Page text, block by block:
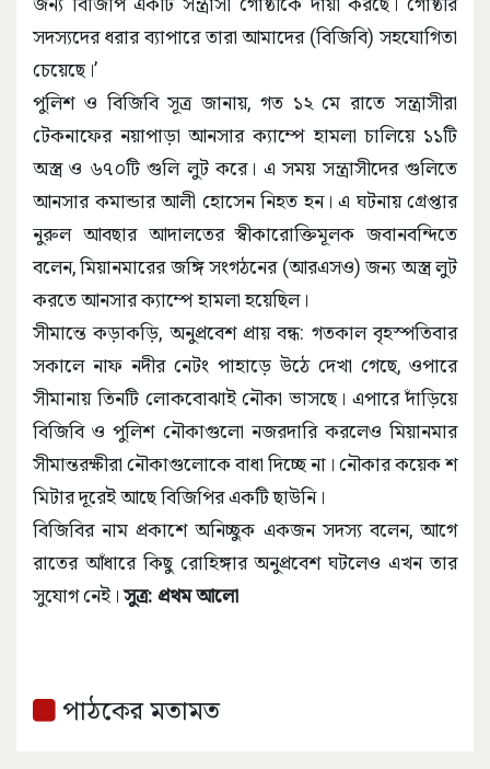
সদস্যদের ধরার ব্যাপারে তারা আমাদের (বিজিবি) সহযোগিতা
চেয়েছে।’
পুলিশ ও বিজিবি সূত্র জানায়, গত ১২ মে রাতে সন্ত্রাসীরা
টেকনাফের নয়াপাড়া আনসার ক্যাম্পে হামলা চালিয়ে ১১টি
অস্ত্র ও ৬৭০টি গুলি লুট করে। এ সময় সন্ত্রাসীদের গুলিতে
আনসার কমান্ডার আলী হোসেন নিহত হন। এ ঘটনায় গ্রেপ্তার
নুরুল আবছার আদালতের স্বীকারোক্তিমূলক জবানবন্দিতে
বলেন, মিয়ানমারের জঙ্গি সংগঠনের (আরএসও) জন্য অস্ত্র লুট
করতে আনসার ক্যাম্পে হামলা হয়েছিল।
সীমান্তে কড়াকড়ি, অনুপ্রবেশ প্রায় বন্ধ: গতকাল বৃহস্পতিবার
সকালে নাফ নদীর নেটং পাহাড়ে উঠে দেখা গেছে, ওপারে
সীমানায় তিনটি লোকবোঝাই নৌকা ভাসছে। এপারে দাঁড়িয়ে
বিজিবি ও পুলিশ নৌকাগুলো নজরদারি করলেও মিয়ানমার
সীমান্তরক্ষীরা নৌকাগুলোকে বাধা দিচ্ছে না। নৌকার কয়েক শ
মিটার দূরেই আছে বিজিপির একটি ছাউনি।
বিজিবির নাম প্রকাশে অনিচ্ছুক একজন সদস্য বলেন, আগে
রাতের আঁধারে কিছু রোহিঙ্গার অনুপ্রবেশ ঘটলেও এখন তার
সুযোগ নেই।সুত্র: প্রথম আলো
পাঠকের মতামত